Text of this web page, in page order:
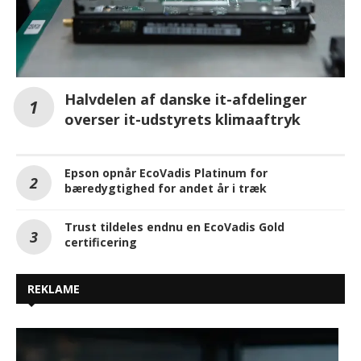
Halvdelen af danske it-afdelinger
overser it-udstyrets klimaaftryk
Epson opnår EcoVadis Platinum for
bæredygtighed for andet år i træk
Trust tildeles endnu en EcoVadis Gold
certificering
REKLAME